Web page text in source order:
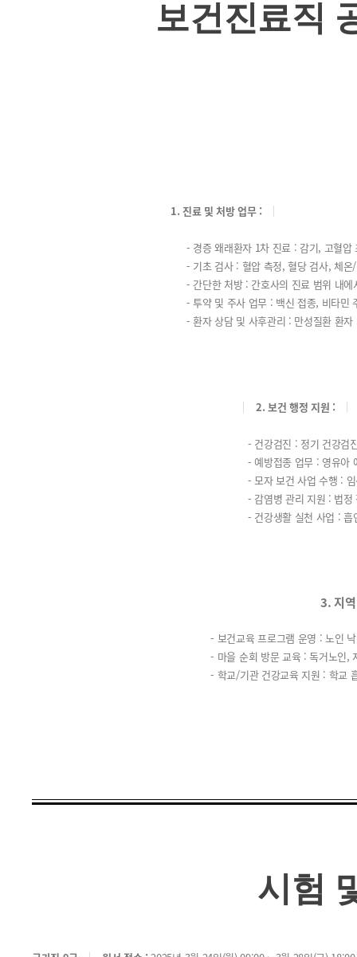
보건진료직
1. 진료 및 처방 업무 :
- 경증 왜래환자 1차 진료 : 감기, 고혈
- 기초 검사 : 혈압 측정, 혈당 검사, 체온
- 간단한 처방 : 간호사의 진료 범위 내
- 투약 및 주사 업무 : 백신 접종, 비타민
- 환자 상담 및 사후관리 : 만성질환 환
2. 보건 행정 지원 :
- 건강검진 : 정기 건강검
- 예방접종 업무 : 영유아
- 모자 보건 사업 수행 :
- 감염병 관리 지원 : 법정
- 건강생활 실천 사업 :
3. 지
- 보건교육 프로그램 운영 : 노인
- 마을 순회 방문 교육 : 독거노인,
- 학교/기관 건강교육 지원 : 학교
시험